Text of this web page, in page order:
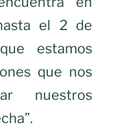
el 2 de
estamos
que nos
nuestros